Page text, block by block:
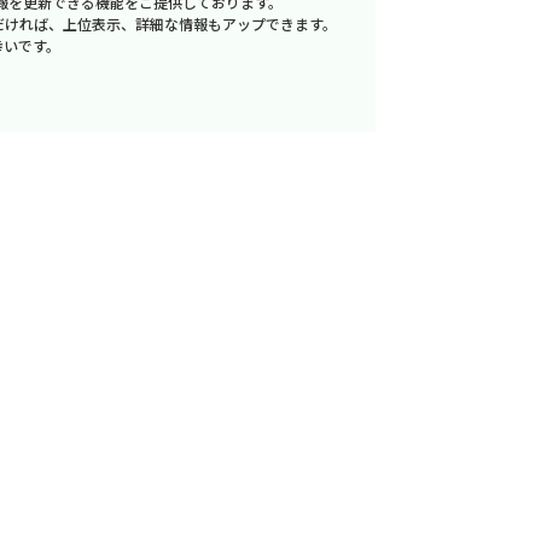
れば、上位表示、詳細な情報もアップできます。
です。